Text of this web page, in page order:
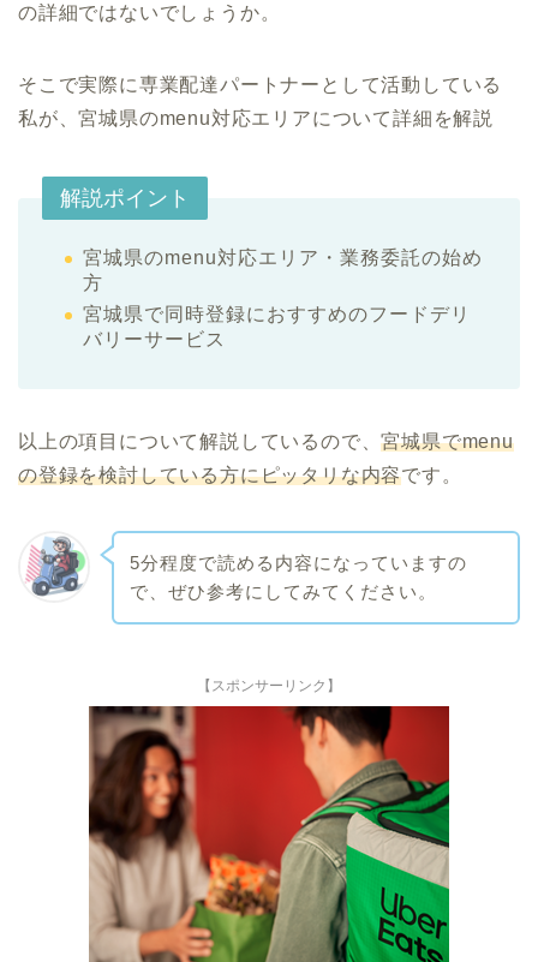
の詳細ではないでしょうか。
そこで実際に専業配達パートナーとして活動している
私が、宮城県のmenu対応エリアについて詳細を解説
解説ポイント
宮城県のmenu対応エリア・業務委託の始め
方
宮城県で同時登録におすすめのフードデリ
バリーサービス
以上の項目について解説しているので、宮城県でmenu
の登録を検討している方にピッタリな内容です。
5分程度で読める内容になっていますの
で、ぜひ参考にしてみてください。
【スポンサーリンク】